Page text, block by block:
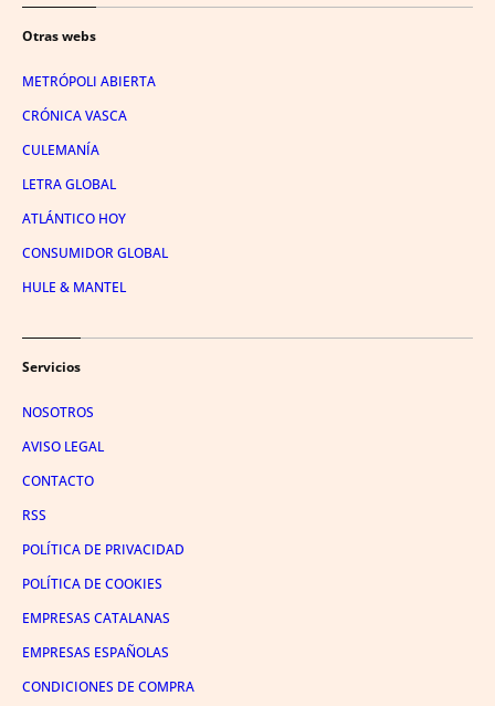
Otras webs
METRÓPOLI ABIERTA
CRÓNICA VASCA
CULEMANÍA
LETRA GLOBAL
ATLÁNTICO HOY
CONSUMIDOR GLOBAL
HULE & MANTEL
Servicios
NOSOTROS
AVISO LEGAL
CONTACTO
RSS
POLÍTICA DE PRIVACIDAD
POLÍTICA DE COOKIES
EMPRESAS CATALANAS
EMPRESAS ESPAÑOLAS
CONDICIONES DE COMPRA